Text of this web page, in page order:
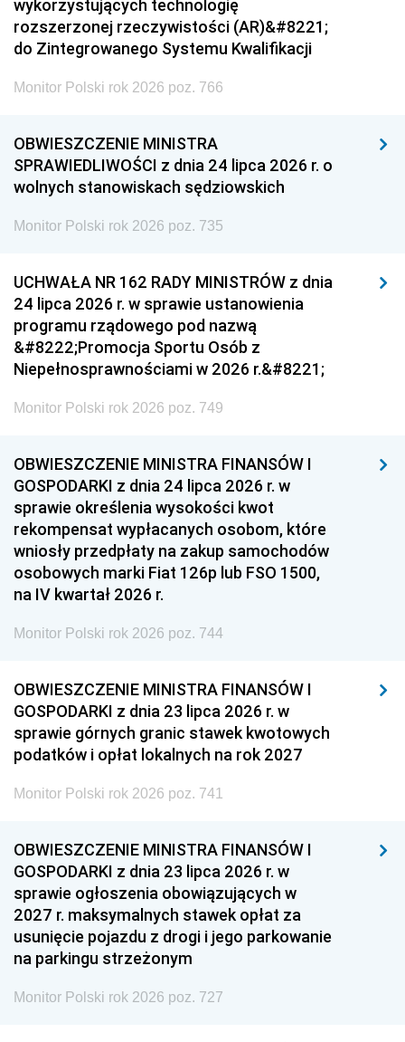
wykorzystujących technologię
rozszerzonej rzeczywistości (AR)&#8221;
do Zintegrowanego Systemu Kwalifikacji
Monitor Polski rok 2026 poz. 766
OBWIESZCZENIE MINISTRA
SPRAWIEDLIWOŚCI z dnia 24 lipca 2026 r. o
wolnych stanowiskach sędziowskich
Monitor Polski rok 2026 poz. 735
UCHWAŁA NR 162 RADY MINISTRÓW z dnia
24 lipca 2026 r. w sprawie ustanowienia
programu rządowego pod nazwą
&#8222;Promocja Sportu Osób z
Niepełnosprawnościami w 2026 r.&#8221;
Monitor Polski rok 2026 poz. 749
OBWIESZCZENIE MINISTRA FINANSÓW I
GOSPODARKI z dnia 24 lipca 2026 r. w
sprawie określenia wysokości kwot
rekompensat wypłacanych osobom, które
wniosły przedpłaty na zakup samochodów
osobowych marki Fiat 126p lub FSO 1500,
na IV kwartał 2026 r.
Monitor Polski rok 2026 poz. 744
OBWIESZCZENIE MINISTRA FINANSÓW I
GOSPODARKI z dnia 23 lipca 2026 r. w
sprawie górnych granic stawek kwotowych
podatków i opłat lokalnych na rok 2027
Monitor Polski rok 2026 poz. 741
OBWIESZCZENIE MINISTRA FINANSÓW I
GOSPODARKI z dnia 23 lipca 2026 r. w
sprawie ogłoszenia obowiązujących w
2027 r. maksymalnych stawek opłat za
usunięcie pojazdu z drogi i jego parkowanie
na parkingu strzeżonym
Monitor Polski rok 2026 poz. 727